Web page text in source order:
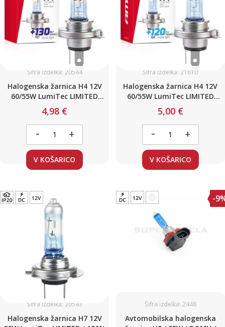
Šifra izdelka: 20544
Halogenska žarnica H4 12V
60/55W LumiTec LIMITED
+130%
4,98 €
- +
V KOŠARICO
Šifra izdelka: 21610
Halogenska žarnica H4 12V
60/55W LumiTec LIMITED
+120%
5,00 €
- +
V KOŠARICO
Šifra izdelka: 20543
Halogenska žarnica H7 12V
-
Šifra izdelka: 2448
Avtomobilska halogenska